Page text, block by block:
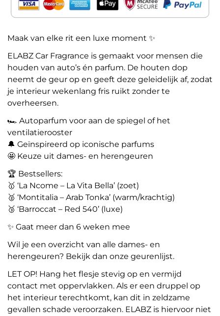
Maak van elke rit een luxe moment ✨
ELABZ Car Fragrance is gemaakt voor mensen die
houden van auto’s én parfum. De houten dop
neemt de geur op en geeft deze geleidelijk af, zodat
je interieur wekenlang fris ruikt zonder te
overheersen.
🏎️ Autoparfum voor aan de spiegel of het
ventilatierooster
🔔 Geïnspireerd op iconische parfums
🤩 Keuze uit dames- en herengeuren
🏆 Bestsellers:
🥇 ‘La Ncome – La Vita Bella’ (zoet)
🥈 ‘Montitalia – Arab Tonka’ (warm/krachtig)
🥉 ‘Barroccat – Red 540’ (luxe)
✨ Gaat meer dan 6 weken mee
Wil je een overzicht van alle dames- en
herengeuren? Bekijk dan onze geurenlijst.
LET OP! Hang het flesje stevig op en vermijd
contact met oppervlakken. Als er een druppel op
het interieur terechtkomt, kan dit in zeldzame
gevallen schade veroorzaken. ELABZ is hiervoor niet